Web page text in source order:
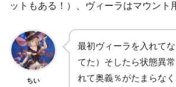
ットもある！）、ヴィーラはマウント
ちい
最初ヴィーラを入れて
てた）そしたら状態異
れて奥義％がたまらな